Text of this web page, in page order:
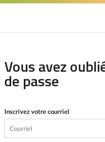
Vous avez
de passe
Inscrivez votre courriel